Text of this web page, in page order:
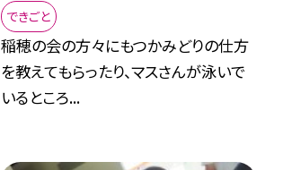
できごと
稲穂の会の方々にもつかみどりの仕方
を教えてもらったり、マスさんが泳いで
いるところ...